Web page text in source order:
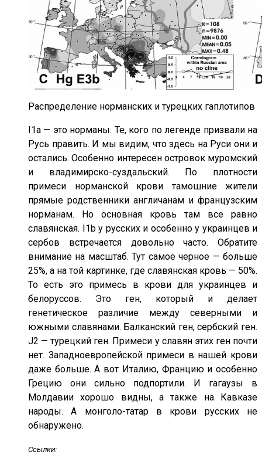
Распределение норманских и турецких гаплотипов
I1a — это норманы. Те, кого по легенде призвали на
Русь править. И мы видим, что здесь на Руси они и
остались. Особенно интересен островок муромский
и владимирско-суздальский. По плотности
примеси норманской крови тамошние жители
прямые родственники англичанам и французским
норманам. Но основная кровь там все равно
славянская. I1b у русских и особенно у украинцев и
сербов встречается довольно часто. Обратите
внимание на масштаб. Тут самое черное — больше
25%, а на той картинке, где славянская кровь — 50%.
То есть это примесь в крови для украинцев и
белоруссов. Это ген, который и делает
генетическое различие между северными и
южными славянами. Балканский ген, сербский ген.
J2 — турецкий ген. Примеси у славян этих ген почти
нет. Западноевропейской примеси в нашей крови
даже больше. А вот Италию, Францию и особенно
Грецию они сильно подпортили. И гагаузы в
Молдавии хорошо видны, а также на Кавказе
народы. А монголо-татар в крови русских не
обнаружено.
Ссылки: